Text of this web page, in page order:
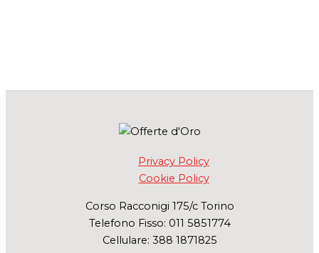
Privacy Policy
Cookie Policy
Corso Racconigi 175/c Torino
Telefono Fisso: 011 5851774
Cellulare: 388 1871825